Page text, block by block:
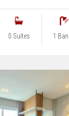
0 Suítes 1